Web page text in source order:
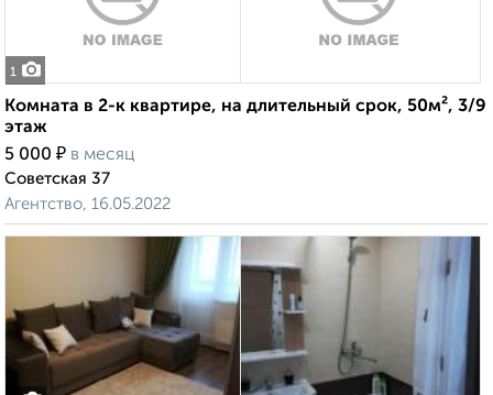
1
Комната в 2-к квартире, на длительный срок, 50м², 3/9
этаж
5 000 ₽ в месяц
Советская 37
Агентство, 16.05.2022